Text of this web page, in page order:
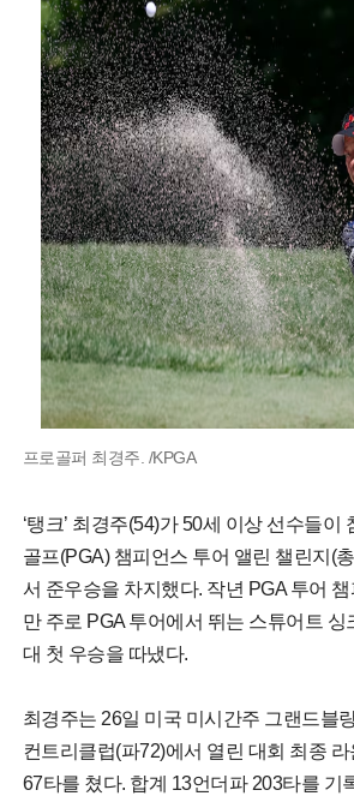
프로골퍼 최경주. /KPGA
‘탱크’ 최경주(54)가 50세 이상 선수들이
골프(PGA) 챔피언스 투어 앨린 챌린지(
서 준우승을 차지했다. 작년 PGA 투어
만 주로 PGA 투어에서 뛰는 스튜어트 싱
대 첫 우승을 따냈다.
최경주는 26일 미국 미시간주 그랜드블
컨트리클럽(파72)에서 열린 대회 최종
67타를 쳤다. 합계 13언더파 203타를 기